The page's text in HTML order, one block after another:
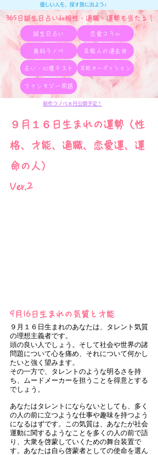
365日誕生日占いde相性・適職・​運勢も当たる！
優しい人を、探す旅に出よう♪
誕生日占い 恋愛コラム
無料ラノベ 芸能人の過去世
占い・心理テスト 芸能オーディション
ファンタジー用語
新作ラノベ８月公開予定！
９月１６日生まれの運勢（性
格、才能、適職、恋愛運、運
命の人）
Ver.2
9月16日生まれの気質と才能
９月１６日生まれのあなたは、タレント気質
の理想主義者です。
頭の良い人でしょう。そして社会や世界の諸
問題について心を痛め、それについて何かし
たいと強く望みます。
その一方で、タレントのような明るさを持
ち、ムードメーカーを担うことを得意とする
でしょう。
あなたはタレントにならないとしても、多く
の人の前に立つような仕事や趣味を持つよう
になるはずです。この気質は、あなたが社会
運動に関するようなことを多くの人の前で語
り、大衆を啓蒙していくための舞台装置で
す。あなたは自ら啓蒙者としての使命を選ん